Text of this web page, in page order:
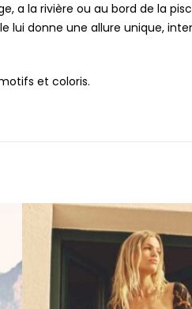
a la rivière ou au bord de la
lui donne une allure unique,
et coloris.